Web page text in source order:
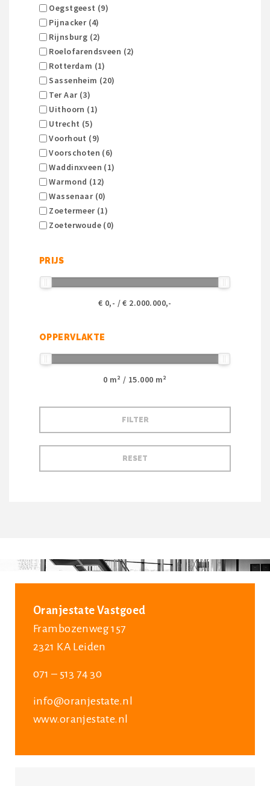
Oegstgeest (9)
Pijnacker (4)
Rijnsburg (2)
Roelofarendsveen (2)
Rotterdam (1)
Sassenheim (20)
Ter Aar (3)
Uithoorn (1)
Utrecht (5)
Voorhout (9)
Voorschoten (6)
Waddinxveen (1)
Warmond (12)
Wassenaar (0)
Zoetermeer (1)
Zoeterwoude (0)
PRIJS
€ 0,- / € 2.000.000,-
OPPERVLAKTE
0 m² / 15.000 m²
Oranjestate Vastgoed
Frambozenweg 157
2321 KA Leiden
071 – 513 74 30
info@oranjestate.nl
www.oranjestate.nl